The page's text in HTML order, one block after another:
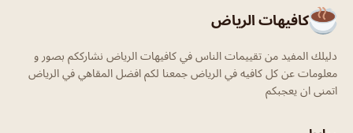
كافيهات الرياض
دليلك المفيد من تقييمات الناس في كافيهات الرياض نشارككم بصور و
معلومات عن كل كافيه في الرياض جمعنا لكم افضل المقاهي في الرياض
اتمنى ان يعجبكم